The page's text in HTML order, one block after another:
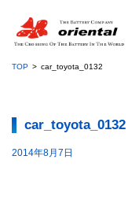
TOP car_toyota_0132
car_toyota_0132
2014年8月7日